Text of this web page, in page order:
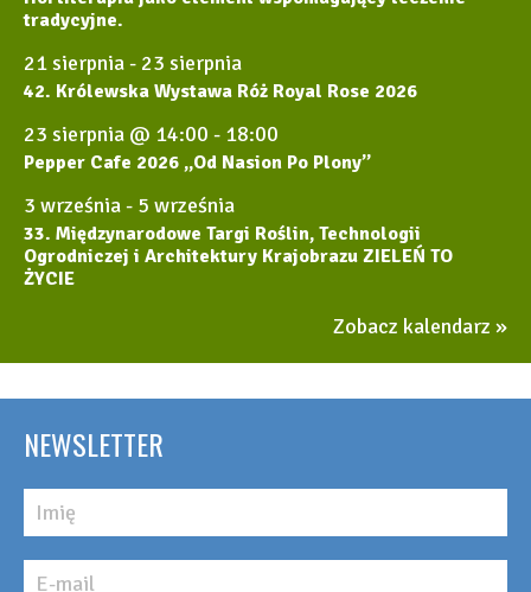
tradycyjne.
21 sierpnia- 23 sierpnia
42. Królewska Wystawa Róż Royal Rose 2026
23 sierpnia @ 14:00 - 18:00
Pepper Cafe 2026 „Od Nasion Po Plony”
3 września- 5 września
33. Międzynarodowe Targi Roślin, Technologii
Ogrodniczej i Architektury Krajobrazu ZIELEŃ TO
ŻYCIE
Zobacz kalendarz
NEWSLETTER